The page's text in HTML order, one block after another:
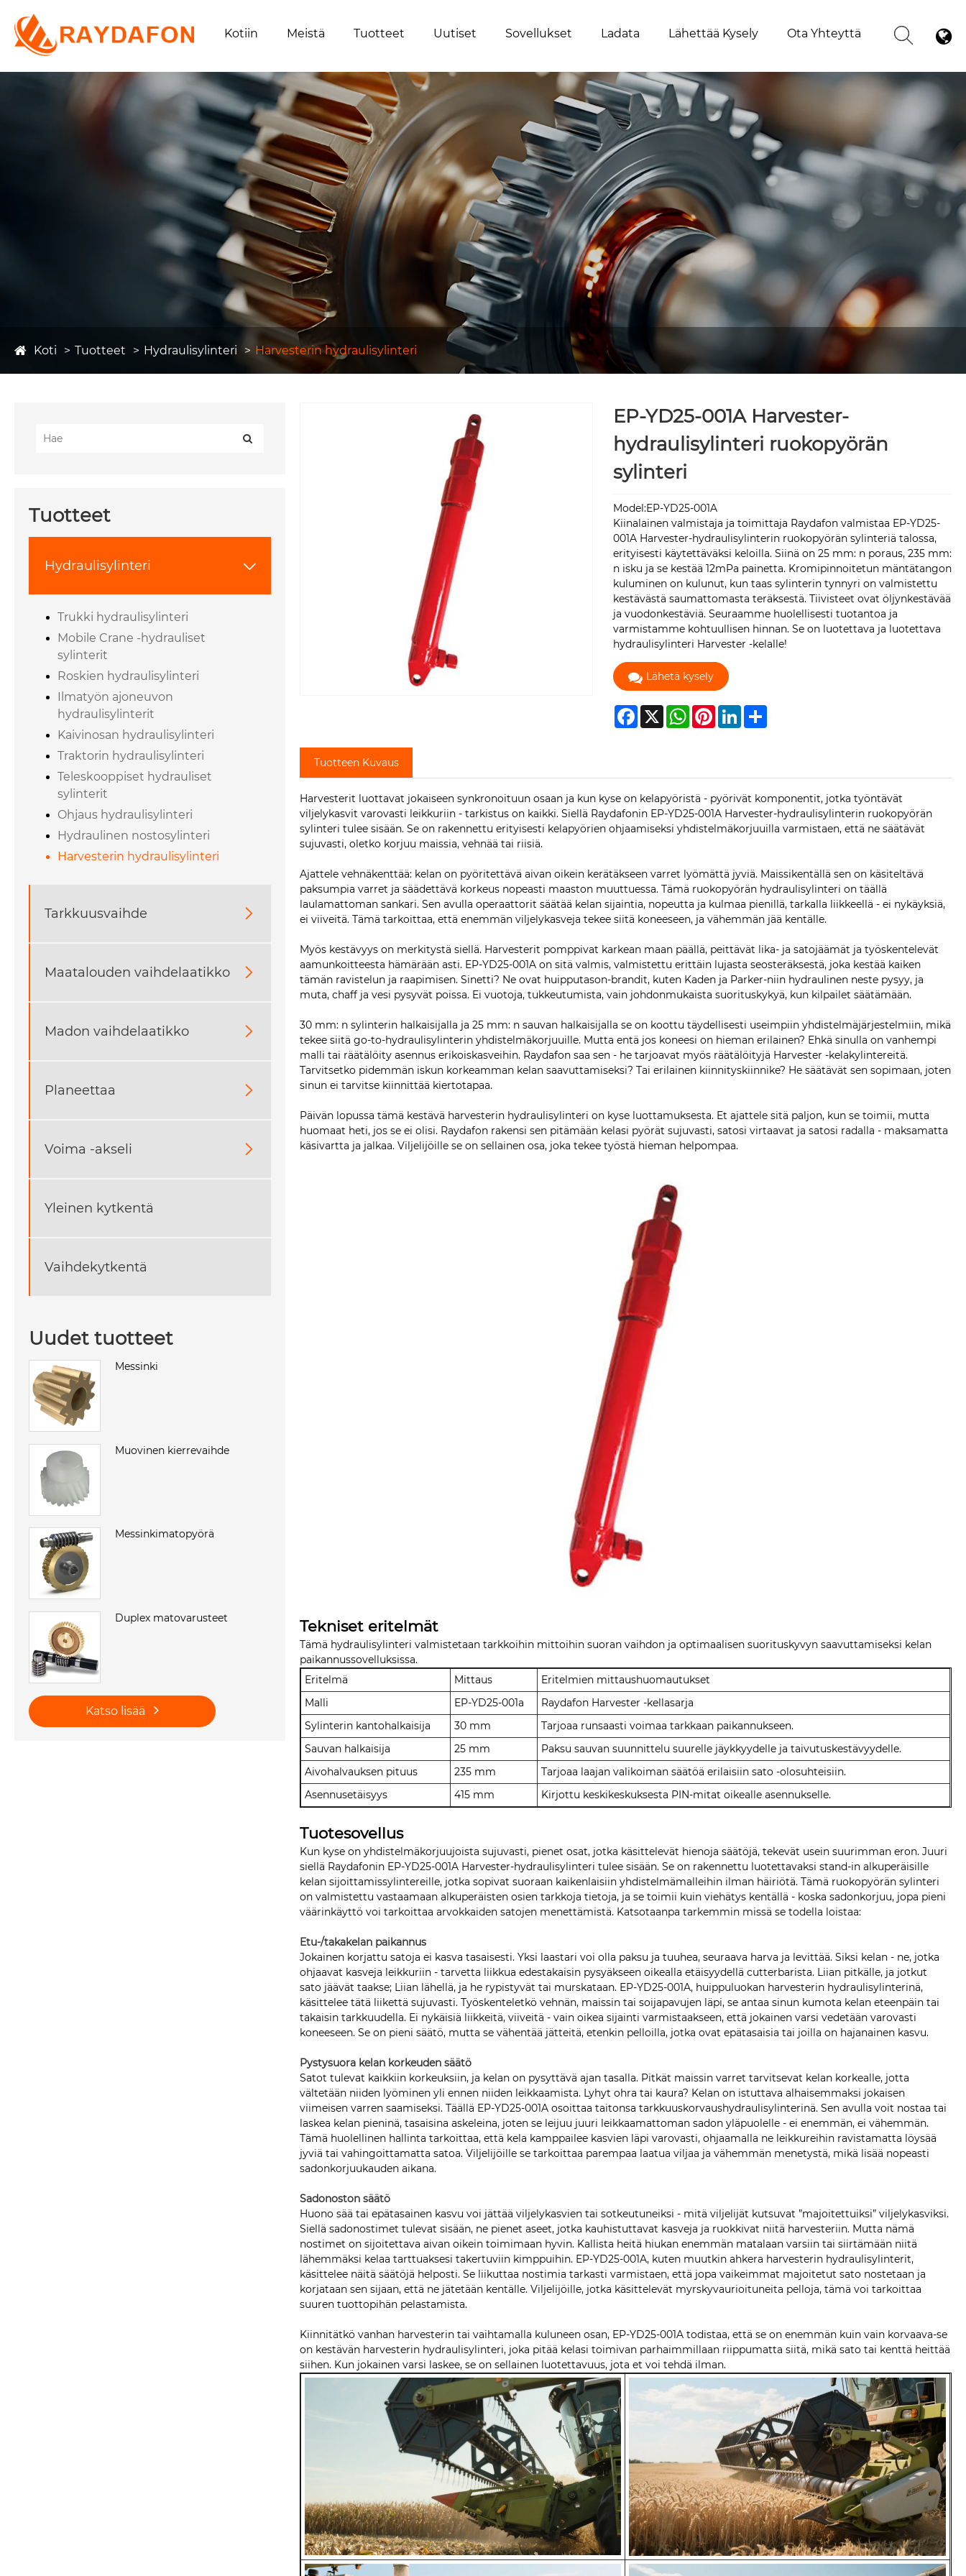
Kotiin Meistä Tuotteet Uutiset Sovellukset Ladata Lähettää Kysely Ota Yhteyttä
Koti Tuotteet Hydraulisylinteri Harvesterin hydraulisylinteri
Tuotteet
Hydraulisylinteri 
Trukki hydraulisylinteri
Mobile Crane -hydrauliset
sylinterit
Roskien hydraulisylinteri
Ilmatyön ajoneuvon
hydraulisylinterit
Kaivinosan hydraulisylinteri
Traktorin hydraulisylinteri
Teleskooppiset hydrauliset
sylinterit
Ohjaus hydraulisylinteri
Hydraulinen nostosylinteri
Harvesterin hydraulisylinteri
Tarkkuusvaihde 
Maatalouden vaihdelaatikko 
Madon vaihdelaatikko 
Planeettaa 
Voima -akseli 
Yleinen kytkentä
Vaihdekytkentä
Uudet tuotteet
Messinki
Muovinen kierrevaihde
Messinkimatopyörä
Duplex matovarusteet
Katso lisää
EP-YD25-001A Harvester-
hydraulisylinteri ruokopyörän
sylinteri
Model:EP-YD25-001A
Kiinalainen valmistaja ja toimittaja Raydafon valmistaa EP-YD25-
001A Harvester-hydraulisylinterin ruokopyörän sylinteriä talossa,
erityisesti käytettäväksi keloilla. Siinä on 25 mm: n poraus, 235 mm:
n isku ja se kestää 12mPa painetta. Kromipinnoitetun mäntätangon
kuluminen on kulunut, kun taas sylinterin tynnyri on valmistettu
kestävästä saumattomasta teräksestä. Tiivisteet ovat öljynkestävää
ja vuodonkestäviä. Seuraamme huolellisesti tuotantoa ja
varmistamme kohtuullisen hinnan. Se on luotettava ja luotettava
hydraulisylinteri Harvester -kelalle!
Lähetä kysely
Facebook
X WhatsApp
PinterestLinkedInShare
Tuotteen Kuvaus
Harvesterit luottavat jokaiseen synkronoituun osaan ja kun kyse on kelapyöristä - pyörivät komponentit, jotka työntävät
viljelykasvit varovasti leikkuriin - tarkistus on kaikki. Siellä Raydafonin EP-YD25-001A Harvester-hydraulisylinterin ruokopyörän
sylinteri tulee sisään. Se on rakennettu erityisesti kelapyörien ohjaamiseksi yhdistelmäkorjuuilla varmistaen, että ne säätävät
sujuvasti, oletko korjuu maissia, vehnää tai riisiä.
Ajattele vehnäkenttää: kelan on pyöritettävä aivan oikein kerätäkseen varret lyömättä jyviä. Maissikentällä sen on käsiteltävä
paksumpia varret ja säädettävä korkeus nopeasti maaston muuttuessa. Tämä ruokopyörän hydraulisylinteri on täällä
laulamattoman sankari. Sen avulla operaattorit säätää kelan sijaintia, nopeutta ja kulmaa pienillä, tarkalla liikkeellä - ei nykäyksiä,
ei viiveitä. Tämä tarkoittaa, että enemmän viljelykasveja tekee siitä koneeseen, ja vähemmän jää kentälle.
Myös kestävyys on merkitystä siellä. Harvesterit pomppivat karkean maan päällä, peittävät lika- ja satojäämät ja työskentelevät
aamunkoitteesta hämärään asti. EP-YD25-001A on sitä valmis, valmistettu erittäin lujasta seosteräksestä, joka kestää kaiken
tämän ravistelun ja raapimisen. Sinetti? Ne ovat huipputason-brandit, kuten Kaden ja Parker-niin hydraulinen neste pysyy, ja
muta, chaff ja vesi pysyvät poissa. Ei vuotoja, tukkeutumista, vain johdonmukaista suorituskykyä, kun kilpailet säätämään.
30 mm: n sylinterin halkaisijalla ja 25 mm: n sauvan halkaisijalla se on koottu täydellisesti useimpiin yhdistelmäjärjestelmiin, mikä
tekee siitä go-to-hydraulisylinterin yhdistelmäkorjuuille. Mutta entä jos koneesi on hieman erilainen? Ehkä sinulla on vanhempi
malli tai räätälöity asennus erikoiskasveihin. Raydafon saa sen - he tarjoavat myös räätälöityjä Harvester -kelakylintereitä.
Tarvitsetko pidemmän iskun korkeamman kelan saavuttamiseksi? Tai erilainen kiinnityskiinnike? He säätävät sen sopimaan, joten
sinun ei tarvitse kiinnittää kiertotapaa.
Päivän lopussa tämä kestävä harvesterin hydraulisylinteri on kyse luottamuksesta. Et ajattele sitä paljon, kun se toimii, mutta
huomaat heti, jos se ei olisi. Raydafon rakensi sen pitämään kelasi pyörät sujuvasti, satosi virtaavat ja satosi radalla - maksamatta
käsivartta ja jalkaa. Viljelijöille se on sellainen osa, joka tekee työstä hieman helpompaa.
Tekniset eritelmät
Tämä hydraulisylinteri valmistetaan tarkkoihin mittoihin suoran vaihdon ja optimaalisen suorituskyvyn saavuttamiseksi kelan
paikannussovelluksissa.
Eritelmä
Mittaus
Eritelmien mittaushuomautukset
Malli
EP-YD25-001a
Raydafon Harvester -kellasarja
Sylinterin kantohalkaisija
30 mm
Tarjoaa runsaasti voimaa tarkkaan paikannukseen.
Sauvan halkaisija
25 mm
Paksu sauvan suunnittelu suurelle jäykkyydelle ja taivutuskestävyydelle.
Aivohalvauksen pituus
235 mm
Tarjoaa laajan valikoiman säätöä erilaisiin sato -olosuhteisiin.
Asennusetäisyys
415 mm Kirjottu keskikeskuksesta PIN-mitat oikealle asennukselle.
Tuotesovellus
Kun kyse on yhdistelmäkorjuujoista sujuvasti, pienet osat, jotka käsittelevät hienoja säätöjä, tekevät usein suurimman eron. Juuri
siellä Raydafonin EP-YD25-001A Harvester-hydraulisylinteri tulee sisään. Se on rakennettu luotettavaksi stand-in alkuperäisille
kelan sijoittamissylintereille, jotka sopivat suoraan kaikenlaisiin yhdistelmämalleihin ilman häiriötä. Tämä ruokopyörän sylinteri
on valmistettu vastaamaan alkuperäisten osien tarkkoja tietoja, ja se toimii kuin viehätys kentällä - koska sadonkorjuu, jopa pieni
väärinkäyttö voi tarkoittaa arvokkaiden satojen menettämistä. Katsotaanpa tarkemmin missä se todella loistaa:
Etu-/takakelan paikannus
Jokainen korjattu satoja ei kasva tasaisesti. Yksi laastari voi olla paksu ja tuuhea, seuraava harva ja levittää. Siksi kelan - ne, jotka
ohjaavat kasveja leikkuriin - tarvetta liikkua edestakaisin pysyäkseen oikealla etäisyydellä cutterbarista. Liian pitkälle, ja jotkut
sato jäävät taakse; Liian lähellä, ja he rypistyvät tai murskataan. EP-YD25-001A, huippuluokan harvesterin hydraulisylinterinä,
käsittelee tätä liikettä sujuvasti. Työskenteletkö vehnän, maissin tai soijapavujen läpi, se antaa sinun kumota kelan eteenpäin tai
takaisin tarkkuudella. Ei nykäisiä liikkeitä, viiveitä - vain oikea sijainti varmistaakseen, että jokainen varsi vedetään varovasti
koneeseen. Se on pieni säätö, mutta se vähentää jätteitä, etenkin pelloilla, jotka ovat epätasaisia tai joilla on hajanainen kasvu.
Pystysuora kelan korkeuden säätö
Satot tulevat kaikkiin korkeuksiin, ja kelan on pysyttävä ajan tasalla. Pitkät maissin varret tarvitsevat kelan korkealle, jotta
vältetään niiden lyöminen yli ennen niiden leikkaamista. Lyhyt ohra tai kaura? Kelan on istuttava alhaisemmaksi jokaisen
viimeisen varren saamiseksi. Täällä EP-YD25-001A osoittaa taitonsa tarkkuuskorvaushydraulisylinterinä. Sen avulla voit nostaa tai
laskea kelan pieninä, tasaisina askeleina, joten se leijuu juuri leikkaamattoman sadon yläpuolelle - ei enemmän, ei vähemmän.
Tämä huolellinen hallinta tarkoittaa, että kela kamppailee kasvien läpi varovasti, ohjaamalla ne leikkureihin ravistamatta löysää
jyviä tai vahingoittamatta satoa. Viljelijöille se tarkoittaa parempaa laatua viljaa ja vähemmän menetystä, mikä lisää nopeasti
sadonkorjuukauden aikana.
Sadonoston säätö
Huono sää tai epätasainen kasvu voi jättää viljelykasvien tai sotkeutuneiksi - mitä viljelijät kutsuvat ”majoitettuiksi” viljelykasviksi.
Siellä sadonostimet tulevat sisään, ne pienet aseet, jotka kauhistuttavat kasveja ja ruokkivat niitä harvesteriin. Mutta nämä
nostimet on sijoitettava aivan oikein toimimaan hyvin. Kallista heitä hiukan enemmän matalaan varsiin tai siirtämään niitä
lähemmäksi kelaa tarttuaksesi takertuviin kimppuihin. EP-YD25-001A, kuten muutkin ahkera harvesterin hydraulisylinterit,
käsittelee näitä säätöjä helposti. Se liikuttaa nostimia tarkasti varmistaen, että jopa vaikeimmat majoitetut sato nostetaan ja
korjataan sen sijaan, että ne jätetään kentälle. Viljelijöille, jotka käsittelevät myrskyvaurioituneita pelloja, tämä voi tarkoittaa
suuren tuottopihän pelastamista.
Kiinnitätkö vanhan harvesterin tai vaihtamalla kuluneen osan, EP-YD25-001A todistaa, että se on enemmän kuin vain korvaava-se
on kestävän harvesterin hydraulisylinteri, joka pitää kelasi toimivan parhaimmillaan riippumatta siitä, mikä sato tai kenttä heittää
siihen. Kun jokainen varsi laskee, se on sellainen luotettavuus, jota et voi tehdä ilman.